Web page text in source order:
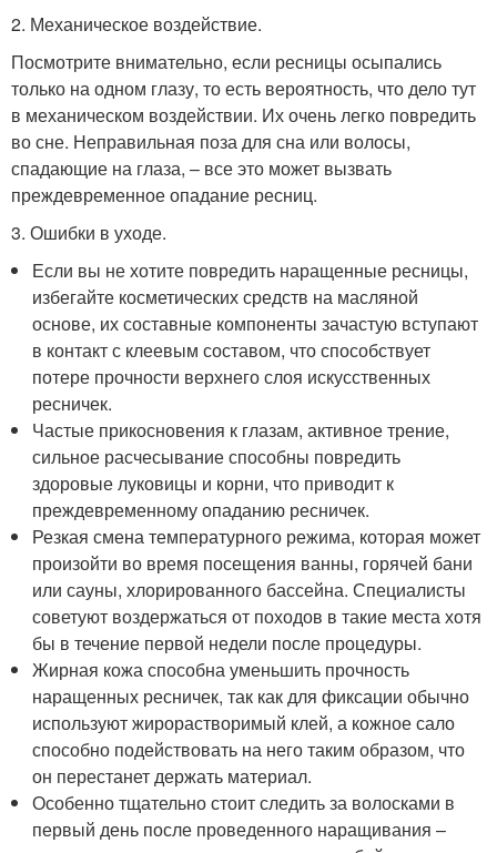
2. Механическое воздействие.
Посмотрите внимательно, если ресницы осыпались
только на одном глазу, то есть вероятность, что дело тут
в механическом воздействии. Их очень легко повредить
во сне. Неправильная поза для сна или волосы,
спадающие на глаза, – все это может вызвать
преждевременное опадание ресниц.
3. Ошибки в уходе.
Если вы не хотите повредить наращенные ресницы,
избегайте косметических средств на масляной
основе, их составные компоненты зачастую вступают
в контакт с клеевым составом, что способствует
потере прочности верхнего слоя искусственных
ресничек.
Частые прикосновения к глазам, активное трение,
сильное расчесывание способны повредить
здоровые луковицы и корни, что приводит к
преждевременному опаданию ресничек.
Резкая смена температурного режима, которая может
произойти во время посещения ванны, горячей бани
или сауны, хлорированного бассейна. Специалисты
советуют воздержаться от походов в такие места хотя
бы в течение первой недели после процедуры.
Жирная кожа способна уменьшить прочность
наращенных ресничек, так как для фиксации обычно
используют жирорастворимый клей, а кожное сало
способно подействовать на него таким образом, что
он перестанет держать материал.
Особенно тщательно стоит следить за волосками в
первый день после проведенного наращивания –